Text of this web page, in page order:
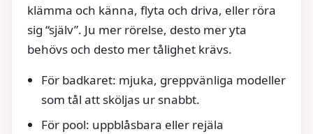
klämma och känna, flyta och driva, eller röra
sig “själv”. Ju mer rörelse, desto mer yta
behövs och desto mer tålighet krävs.
För badkaret: mjuka, greppvänliga modeller
som tål att sköljas ur snabbt.
För pool: uppblåsbara eller rejäla